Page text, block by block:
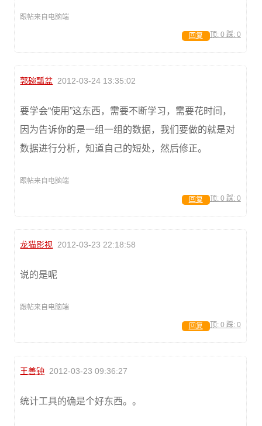
跟帖来自电脑端
顶: 0 踩: 0
回复
郭碗瓢盆 2012-03-24 13:35:02
要学会“使用”这东西，需要不断学习，需要花时间，
因为告诉你的是一组一组的数据，我们要做的就是对
数据进行分析，知道自己的短处，然后修正。
跟帖来自电脑端
顶: 0 踩: 0
回复
龙猫影视 2012-03-23 22:18:58
说的是呢
跟帖来自电脑端
顶: 0 踩: 0
回复
王善钟 2012-03-23 09:36:27
统计工具的确是个好东西。。